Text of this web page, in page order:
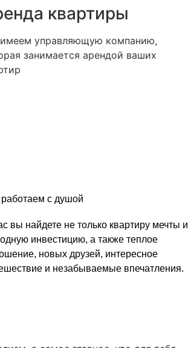
квартиры
управляющую компанию,
занимается арендой ваших
с душой
вы найдете не только квартиру мечты и
инвестицию, а также теплое
новых друзей, интересное
и незабываемые впечатления.